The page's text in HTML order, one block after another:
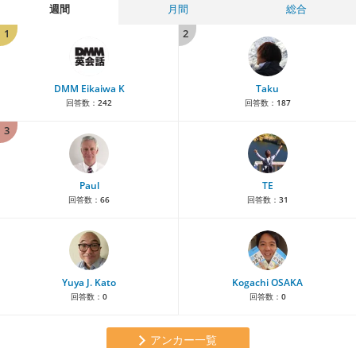
週間 月間
総合
1
DMM Eikaiwa K
回答数： 242
2
Taku
回答数： 187
3
Paul
回答数： 66
TE
回答数： 31
Yuya J. Kato
回答数： 0
Kogachi OSAKA
回答数： 0
アンカー一覧